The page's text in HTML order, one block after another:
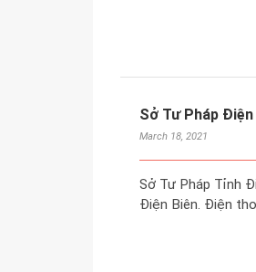
Sở Tư Pháp Điện
March 18, 2021
Sở Tư Pháp Tỉnh
Điện Biên. Điện